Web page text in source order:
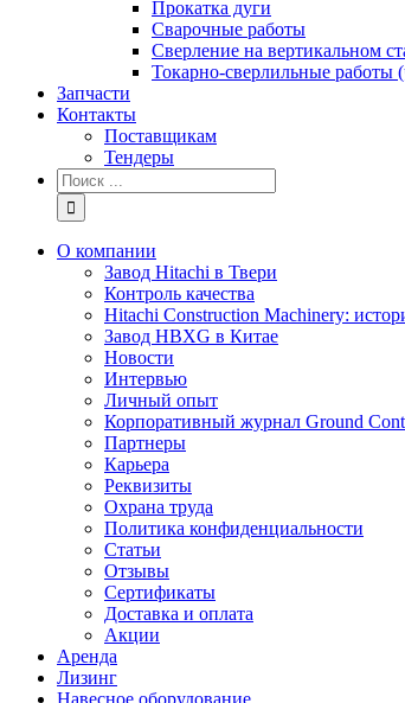
Прокатка дуги
Сварочные работы
Сверление на вертикальном
Токарно-сверлильные работы
Запчасти
Контакты
Поставщикам
Тендеры
Результат
поиска:
О компании
Завод Hitachi в Твери
Контроль качества
Hitachi Construction Machinery:
Завод HBXG в Китае
Новости
Интервью
Личный опыт
Корпоративный журнал Ground
Партнеры
Карьера
Реквизиты
Охрана труда
Политика конфиденциальности
Статьи
Отзывы
Сертификаты
Доставка и оплата
Акции
Аренда
Лизинг
Навесное оборудование